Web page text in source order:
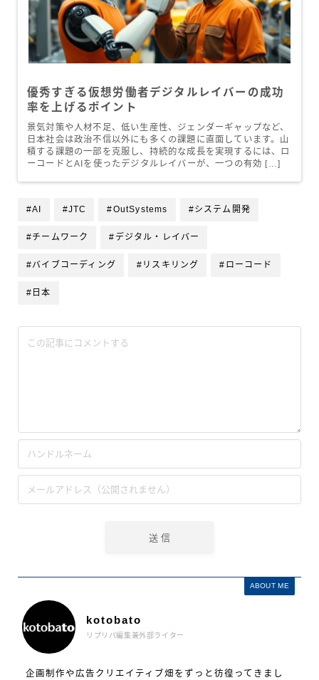
優秀すぎる仮想労働者デジタルレイバーの成功
率を上げるポイント
景気対策や人材不足、低い生産性、ジェンダーギャップなど、
日本社会は政治不信以外にも多くの課題に直面しています。山
積する課題の一部を克服し、持続的な成長を実現するには、ロ
ーコードとAIを使ったデジタルレイバーが、一つの有効 […]
#AI #JTC #OutSystems #システム開発
#チームワーク #デジタル・レイバー
#バイブコーディング #リスキリング #ローコード
#日本
ABOUT ME
kotobato
リプリパ編集兼外部ライター
企画制作や広告クリエイティブ畑をずっと彷徨ってきまし